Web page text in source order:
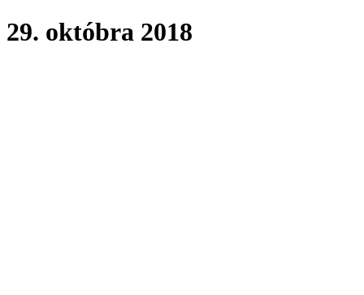
29. októbra 2018